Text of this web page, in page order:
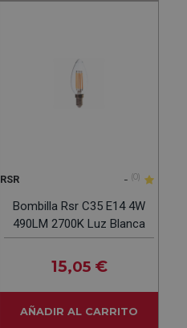
RSR - (0)
Bombilla Rsr C35 E14 4W
490LM 2700K Luz Blanca
15,05 €
AÑADIR AL CARRITO